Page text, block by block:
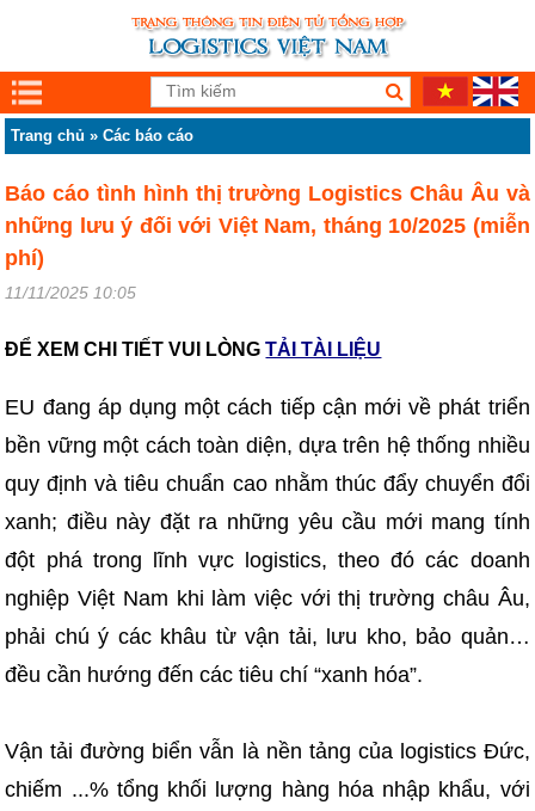
Trang chủ »Các báo cáo
Báo cáo tình hình thị trường Logistics Châu Âu và
những lưu ý đối với Việt Nam, tháng 10/2025 (miễn
phí)
11/11/2025 10:05
ĐỂ XEM CHI TIẾT VUI LÒNGTẢI TÀI LIỆU
EU đang áp dụng một cách tiếp cận mới về phát triển
bền vững một cách toàn diện, dựa trên hệ thống nhiều
quy định và tiêu chuẩn cao nhằm thúc đẩy chuyển đổi
xanh; điều này đặt ra những yêu cầu mới mang tính
đột phá trong lĩnh vực logistics, theo đó các doanh
nghiệp Việt Nam khi làm việc với thị trường châu Âu,
phải chú ý các khâu từ vận tải, lưu kho, bảo quản…
đều cần hướng đến các tiêu chí “xanh hóa”.
Vận tải đường biển vẫn là nền tảng của logistics Đức,
chiếm ...% tổng khối lượng hàng hóa nhập khẩu, với